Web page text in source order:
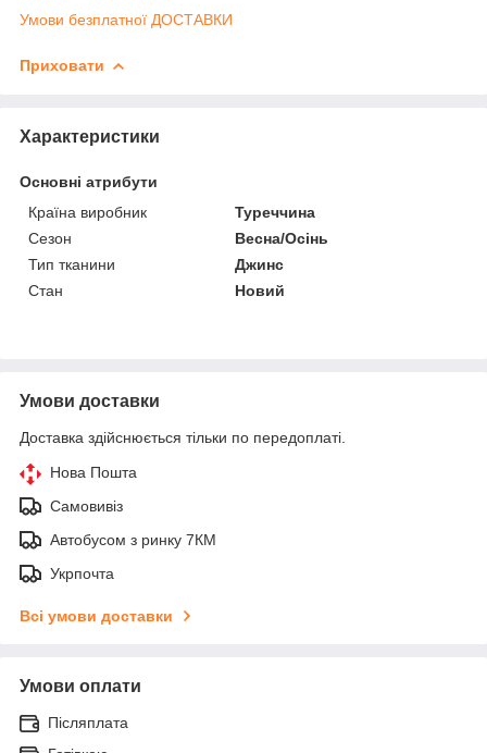
Умови безплатної ДОСТАВКИ
Приховати
Характеристики
Основні атрибути
Країна виробник
Туреччина
Сезон
Весна/Осінь
Тип тканини
Джинс
Стан
Новий
Умови доставки
Доставка здійснюється тільки по передоплаті.
Нова Пошта
Самовивіз
Автобусом з ринку 7КМ
Укрпочта
Всі умови доставки
Умови оплати
Післяплата